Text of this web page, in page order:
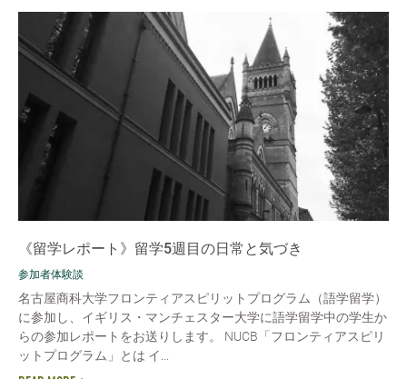
《留学レポート》留学5週目の日常と気づき
参加者体験談
名古屋商科大学フロンティアスピリットプログラム（語学留学）
に参加し、イギリス・マンチェスター大学に語学留学中の学生か
らの参加レポートをお送りします。 NUCB「フロンティアスピリ
ットプログラム」とは イ...